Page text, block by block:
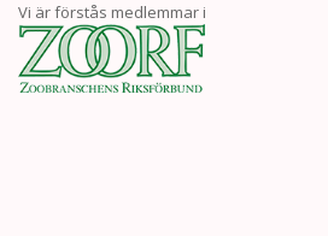
Vi är förstås medlemmar i